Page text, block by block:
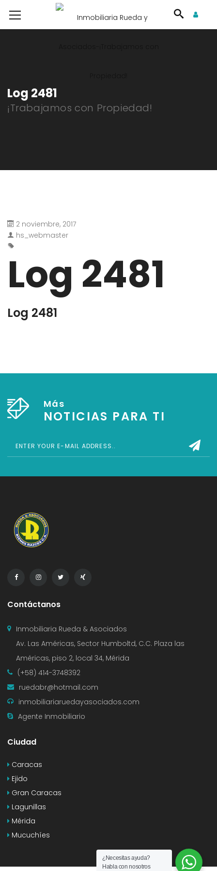
Log 2481
¡Trabajamos con Propiedad!
2 noviembre, 2017
hs_webmaster
Log 2481
Log 2481
Más
NOTICIAS PARA TI
Contáctanos
Inmobiliaria Rueda & Asociados
Av. Las Américas, Sector Humboltd, C.C. Plaza las
Américas, piso 2, local 34, Mérida
(+58) 414-3748392
ruedabr@hotmail.com
inmobiliariaruedayasociados.com
Agente Inmobiliario
Ciudad
Caracas
Ejido
Gran Caracas
Lagunillas
Mérida
Mucuchíes
¿Necesitas ayuda?
Habla con nosotros